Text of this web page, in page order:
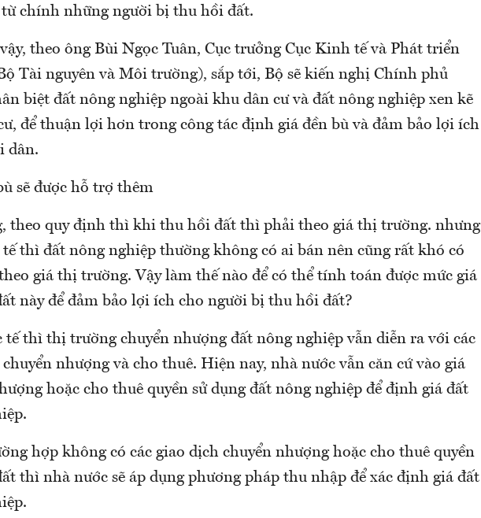
chính những người bị thu hồi đất.
theo ông Bùi Ngọc Tuân, Cục trưởng Cục Kinh tế và Phát triển
Tài nguyên và Môi trường), sắp tới, Bộ sẽ kiến nghị Chính phủ
biệt đất nông nghiệp ngoài khu dân cư và đất nông nghiệp xen kẽ
để thuận lợi hơn trong công tác định giá đền bù và đảm bảo lợi ích
dân.
sẽ được hỗ trợ thêm
theo quy định thì khi thu hồi đất thì phải theo giá thị trường. nhưng
thì đất nông nghiệp thường không có ai bán nên cũng rất khó có
giá thị trường. Vậy làm thế nào để có thể tính toán được mức giá
này để đảm bảo lợi ích cho người bị thu hồi đất?
tế thì thị trường chuyển nhượng đất nông nghiệp vẫn diễn ra với các
nhượng và cho thuê. Hiện nay, nhà nước vẫn căn cứ vào giá
hoặc cho thuê quyền sử dụng đất nông nghiệp để định giá đất
hợp không có các giao dịch chuyển nhượng hoặc cho thuê quyền
thì nhà nước sẽ áp dụng phương pháp thu nhập để xác định giá đất